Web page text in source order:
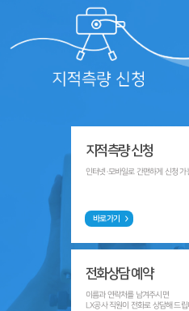
지적측량 신청
인터넷·모바일로 간편하게 신청 가
바로가기
전화상담 예약
이름과 연락처를 남겨주시면
LX공사 직원이 전화로 상담해 드립